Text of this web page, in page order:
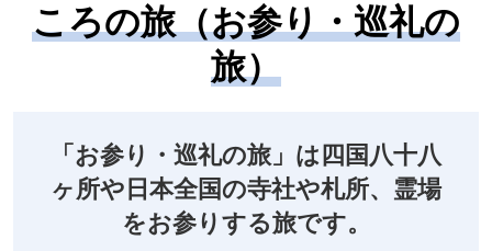
ころの旅（お参り・巡礼の
旅）
「お参り・巡礼の旅」は四国八十八
ヶ所や日本全国の寺社や札所、霊場
をお参りする旅です。